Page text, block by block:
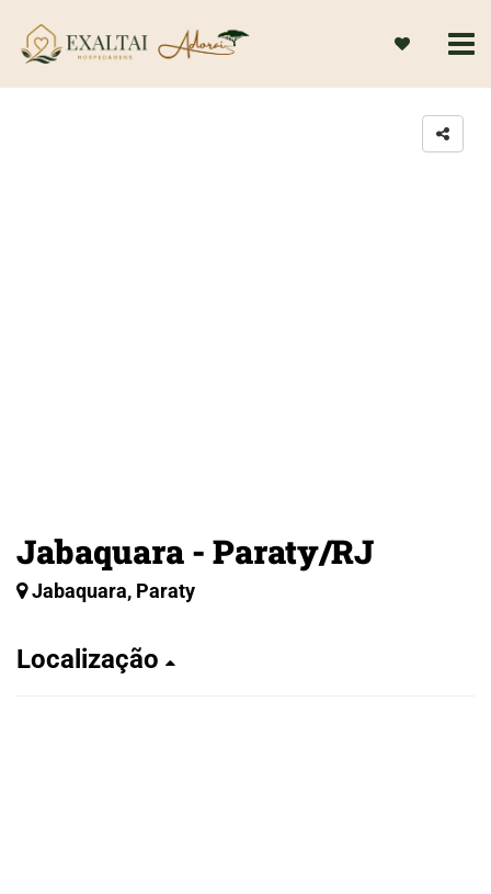
Jabaquara - Paraty/RJ
Jabaquara, Paraty
Localização